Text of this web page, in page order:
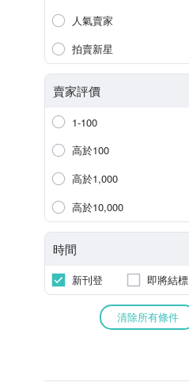
人氣賣家
拍賣新星
賣家評價
1-100
高於100
高於1,000
高於10,000
時間
新刊登 即將結標
清除所有條件